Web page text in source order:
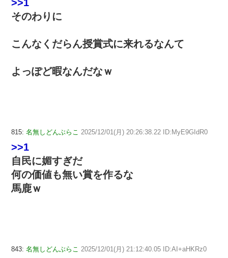
>>1
そのわりに
こんなくだらん授賞式に来れるなんて
よっぽど暇なんだなｗ
815: 名無しどんぶらこ 2025/12/01(月) 20:26:38.22 ID:MyE9GIdR0
>>1
自民に媚すぎだ
何の価値も無い賞を作るな
馬鹿ｗ
843: 名無しどんぶらこ 2025/12/01(月) 21:12:40.05 ID:AI+aHKRz0